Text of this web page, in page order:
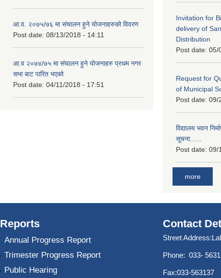
आ.व. २०७५/७६ मा संचालन हुने योजनाहरुको विवरण
Post date: 08/13/2018 - 14:11
आ.व २०७४/७५ मा संचालन हुने योजनाहरु प्रथम नगर
सभा बाट पारित भएको
Post date: 04/11/2018 - 17:51
Invitation for
delivery of
Distribution
Post date: 05/
Request for
of Municipal
Post date: 09/
विद्यालय भवन
सूचना......
Post date: 09/
more
Reports
Annual Progress Report
Trimester Progress Report
Public Hearing
Contact
Street
Phone: 033-
Fax:033-563137